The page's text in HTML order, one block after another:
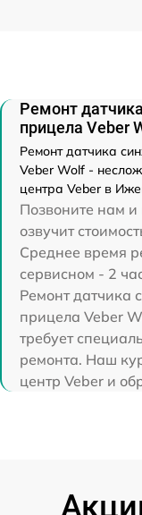
Ремонт
прицела Veber
Ремонт датчика
Veber Wolf -
центра Veber в
Позвоните нам и
озвучит
Среднее время
сервисном - 2
Ремонт датчика
прицела Veber
требует
ремонта. Наш
центр Veber и